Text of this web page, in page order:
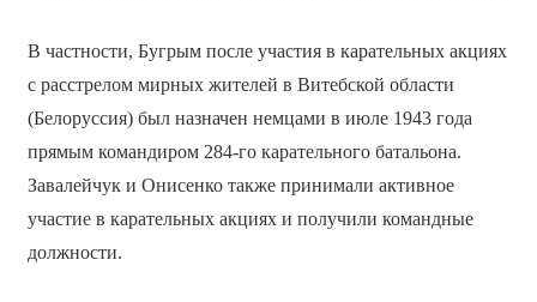
В частности, Бугрым после участия в карательных акциях
с расстрелом мирных жителей в Витебской области
(Белоруссия) был назначен немцами в июле 1943 года
прямым командиром 284-го карательного батальона.
Завалейчук и Онисенко также принимали активное
участие в карательных акциях и получили командные
должности.